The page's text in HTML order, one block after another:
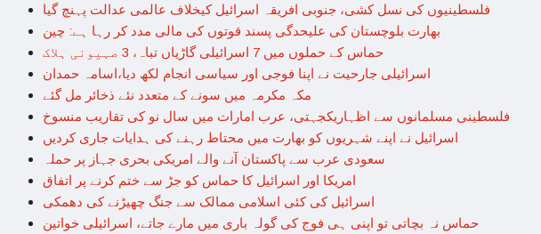
فلسطینیوں کی نسل کشی، جنوبی افریقہ اسرائیل کیخلاف عالمی عدالت پہنچ گیا
بھارت بلوچستان کی علیحدگی پسند قوتوں کی مالی مدد کر رہا ہے: چین
حماس کے حملوں میں 7 اسرائیلی گاڑیاں تباہ، 3 صہیونی ہلاک
اسرائیلی جارحیت نے اپنا فوجی اور سیاسی انجام لکھ دیا،اسامہ حمدان
مکہ مکرمہ میں سونے کے متعدد نئے ذخائر مل گئے
فلسطینی مسلمانوں سے اظہاریکجہتی، عرب امارات میں سال نو کی تقاریب منسوخ
اسرائیل نے اپنے شہریوں کو بھارت میں محتاط رہنے کی ہدایات جاری کردیں
سعودی عرب سے پاکستان آنے والے امریکی بحری جہاز پر حملہ
امریکا اور اسرائیل کا حماس کو جڑ سے ختم کرنے پر اتفاق
اسرائیل کی کئی اسلامی ممالک سے جنگ چھیڑنے کی دھمکی
حماس نہ بچاتی تو اپنی ہی فوج کی گولہ باری میں مارے جاتے، اسرائیلی خواتین